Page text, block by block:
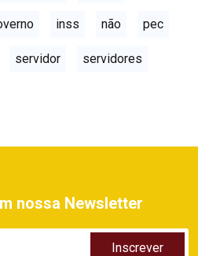
inss não pec
servidor servidores
nossa Newsletter